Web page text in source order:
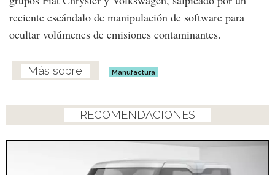
reciente escándalo de manipulación de software para
ocultar volúmenes de emisiones contaminantes.
Manufactura
RECOMENDACIONES